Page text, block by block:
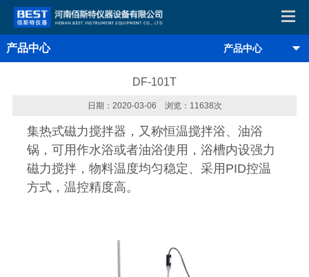
产品中心 产品中心
DF-101T
日期：2020-03-06 浏览：11638次
集热式磁力搅拌器，又称恒温搅拌浴、油浴
锅，可用作水浴或者油浴使用，浴槽内设强力
磁力搅拌，物料温度均匀稳定、采用PID控温
方式，温控精度高。